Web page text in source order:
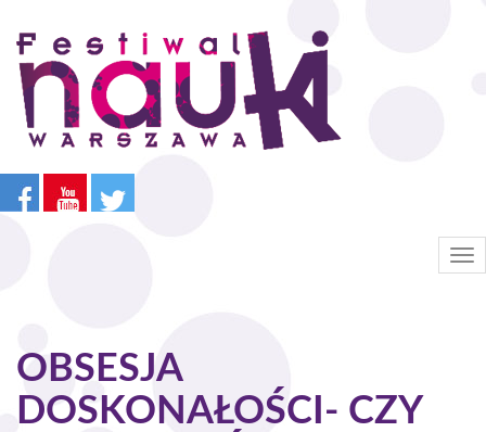
Przejdź
treści
OBSESJA
DOSKONAŁOŚCI- CZY